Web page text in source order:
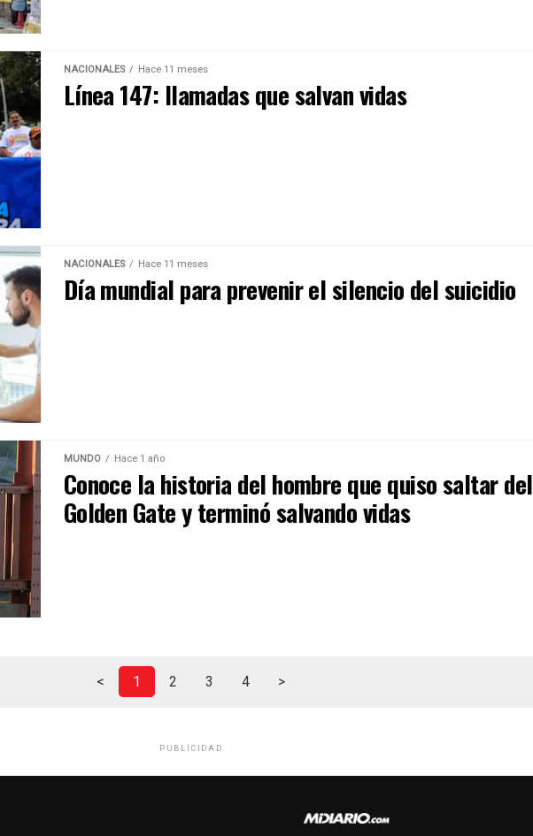
NACIONALES Hace 11 meses
Línea 147: llamadas que salvan vidas
NACIONALES Hace 11 meses
Día mundial para prevenir el silencio del suicidio
MUNDO Hace 1 año
Conoce la historia del hombre que quiso saltar del
Golden Gate y terminó salvando vidas
< 1 2 3 4 >
PUBLICIDAD